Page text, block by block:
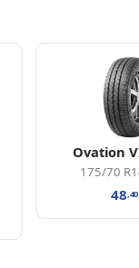
Ovation
175/70
48,40